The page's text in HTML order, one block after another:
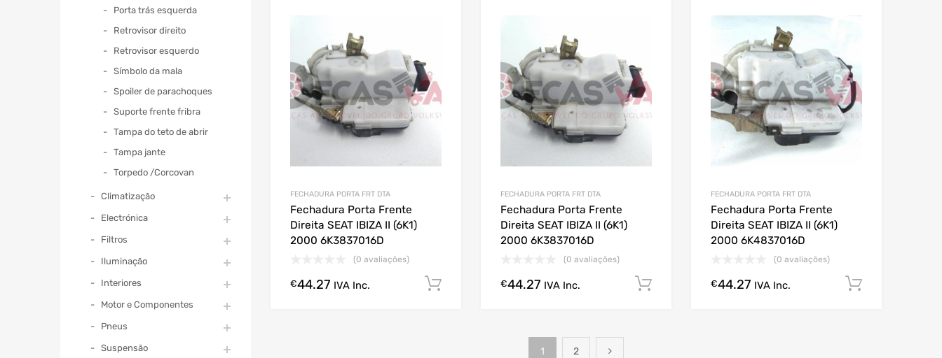
FECHADURA PORTA FRT DTA
Fechadura Porta Frente
Direita SEAT IBIZA II (6K1)
2000 6K3837016D
(0 avaliações)
€44.27 IVA Inc. Comprar Agora!
FECHADURA PORTA FRT DTA
Fechadura Porta Frente
Direita SEAT IBIZA II (6K1)
2000 6K3837016D
(0 avaliações)
€44.27 IVA Inc. Comprar Agora!
FECHADURA PORTA FRT DTA
Fechadura Porta Frente
Direita SEAT IBIZA II (6K1)
2000 6K4837016D
(0 avaliações)
€44.27 IVA Inc.
1 2
Porta trás esquerda
Retrovisor direito
Retrovisor esquerdo
Símbolo da mala
Spoiler de parachoques
Suporte frente fribra
Tampa do teto de abrir
Tampa jante
Torpedo /Corcovan
Climatização
Electrónica
Filtros
Iluminação
Interiores
Motor e Componentes
Pneus
Suspensão